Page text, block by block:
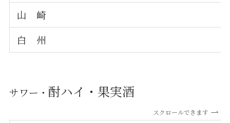
山 崎
白 州
サワー・ 酎ハイ・果実酒
スクロールできます